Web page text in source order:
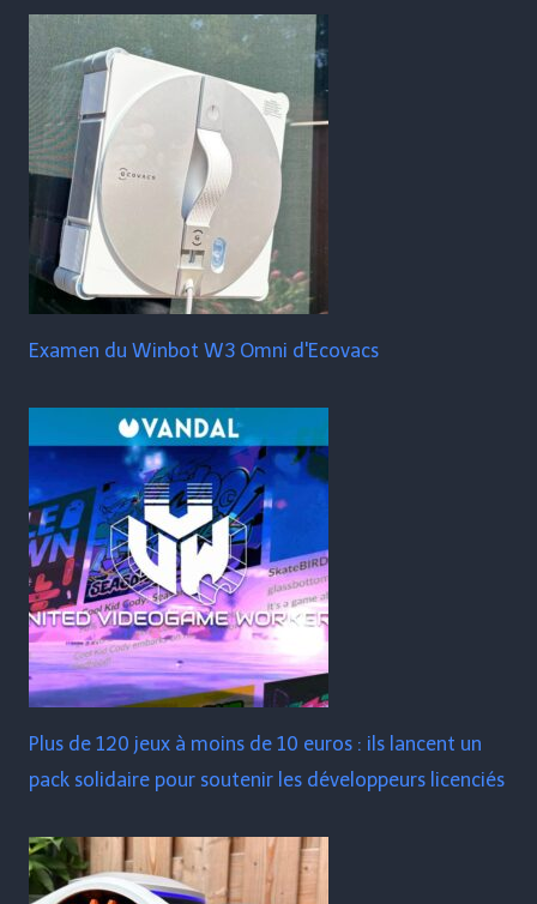
Examen du Winbot W3 Omni d'Ecovacs
Plus de 120 jeux à moins de 10 euros : ils lancent un
pack solidaire pour soutenir les développeurs licenciés